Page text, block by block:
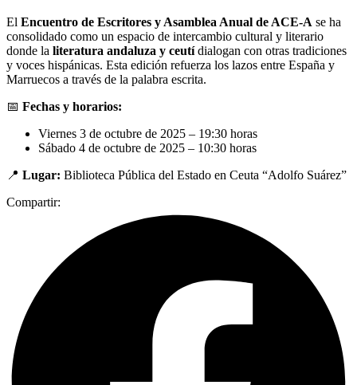
El Encuentro de Escritores y Asamblea Anual de ACE-A se ha
consolidado como un espacio de intercambio cultural y literario
donde la literatura andaluza y ceutídialogan con otras tradiciones
y voces hispánicas. Esta edición refuerza los lazos entre España y
Marruecos a través de la palabra escrita.
📅 Fechas y horarios:
Viernes 3 de octubre de 2025 – 19:30 horas
Sábado 4 de octubre de 2025 – 10:30 horas
📍 Lugar: Biblioteca Pública del Estado en Ceuta “Adolfo Suárez”
Compartir: